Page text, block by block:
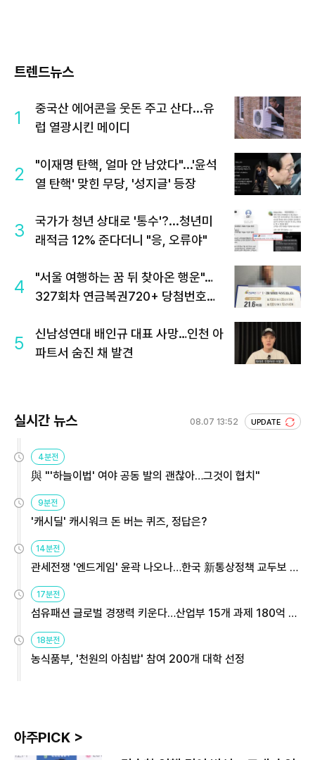
트렌드뉴스
1
중국산 에어콘을 웃돈 주고 산다...유
럽 열광시킨 메이디
2
"이재명 탄핵, 얼마 안 남았다"...'윤석
열 탄핵' 맞힌 무당, '성지글' 등장
3
국가가 청년 상대로 '통수'?...청년미
래적금 12% 준다더니 "응, 오류야"
4
"서울 여행하는 꿈 뒤 찾아온 행운"…
327회차 연금복권720+ 당첨번호조
5
신남성연대 배인규 대표 사망…인천 아
파트서 숨진 채 발견
실시간 뉴스 08.07 13:52 UPDATE
4분전
與 "'하늘이법' 여야 공동 발의 괜찮아…그것이 협치"
9분전
'캐시딜' 캐시워크 돈 버는 퀴즈, 정답은?
14분전
관세전쟁 '엔드게임' 윤곽 나오나…한국 新통상정책 교두보 활
용해야
17분전
섬유패션 글로벌 경쟁력 키운다…산업부 15개 과제 180억 지
원
18분전
농식품부, '천원의 아침밥' 참여 200개 대학 선정
아주PICK >